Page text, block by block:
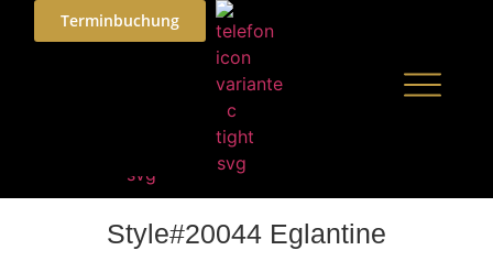
Terminbuchung
Style#20044 Eglantine